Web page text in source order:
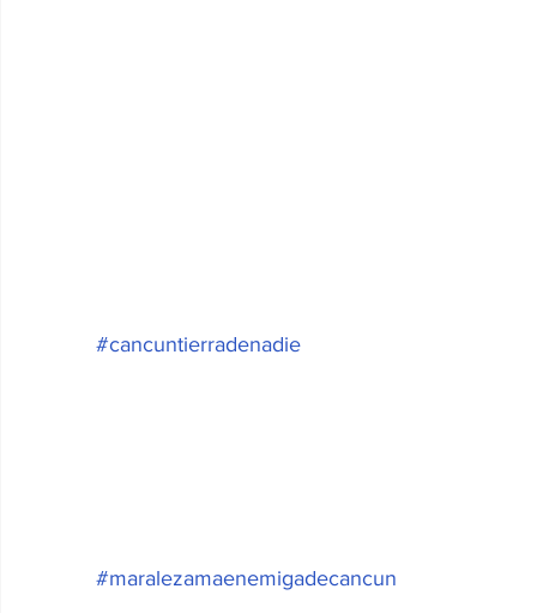
#cancuntierradenadie
#maralezamaenemigadecancun